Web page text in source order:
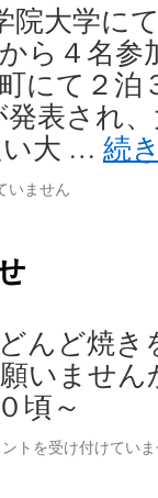
院大学に
ら４名参
にて２泊
表され
い大 … 続
いません
んど焼き
いませ
頃～
トを受け付けてい